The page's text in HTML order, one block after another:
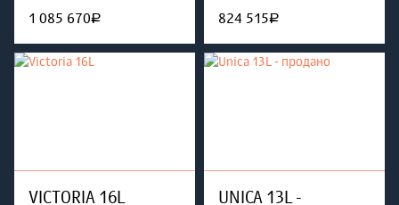
1 085 670руб. 824 515руб.
VICTORIA 16L UNICA 13L -